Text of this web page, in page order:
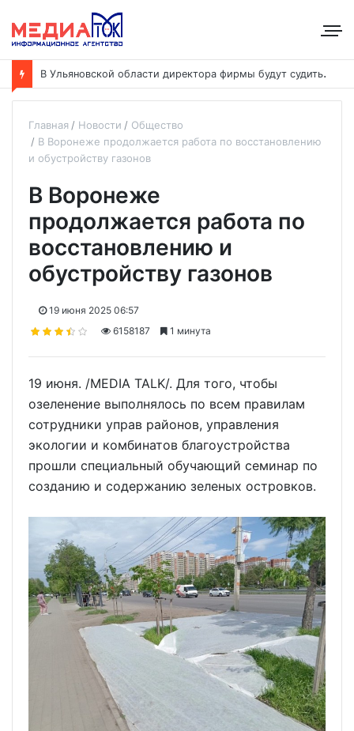
Рубль отыграл позиции: доллар и евро подешевели, юань растёт
Главная Новости
Общество
В Воронеже продолжается работа по восстановлению
и обустройству газонов
В Воронеже
продолжается работа по
восстановлению и
обустройству газонов
19 июня 2025 06:57
6158187
1 минута
19 июня. /MEDIA TALK/. Для того, чтобы
озеленение выполнялось по всем правилам
сотрудники управ районов, управления
экологии и комбинатов благоустройства
прошли специальный обучающий семинар по
созданию и содержанию зеленых островков.